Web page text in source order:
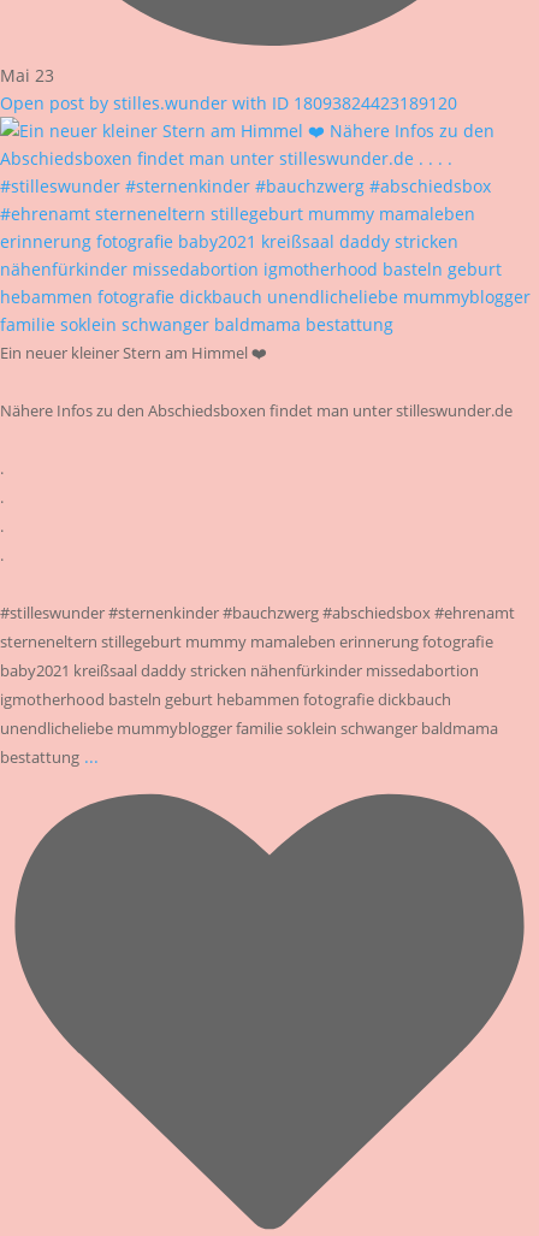
Mai 23
Open post by stilles.wunder with ID 18093824423189120
Ein neuer kleiner Stern am Himmel ❤️
Nähere Infos zu den Abschiedsboxen findet man unter stilleswunder.de
.
.
.
.
#stilleswunder #sternenkinder #bauchzwerg #abschiedsbox #ehrenamt
sterneneltern stillegeburt mummy mamaleben erinnerung fotografie
baby2021 kreißsaal daddy stricken nähenfürkinder missedabortion
igmotherhood basteln geburt hebammen fotografie dickbauch
unendlicheliebe mummyblogger familie soklein schwanger baldmama
bestattung ...